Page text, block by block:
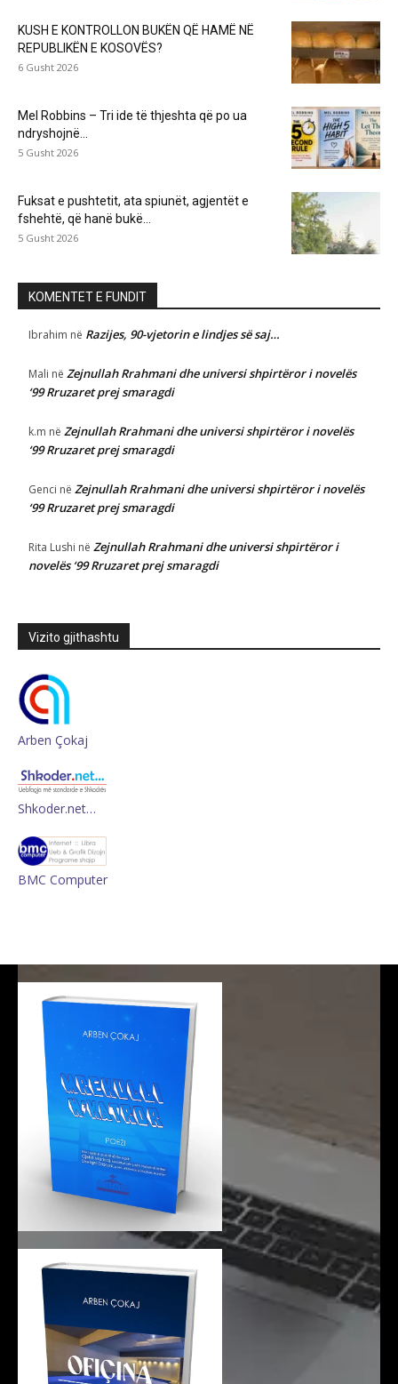
KUSH E KONTROLLON BUKËN QË HAMË NË
REPUBLIKËN E KOSOVËS?
6 Gusht 2026
Mel Robbins – Tri ide të thjeshta që po ua
ndryshojnë...
5 Gusht 2026
Fuksat e pushtetit, ata spiunët, agjentët e
fshehtë, që hanë bukë...
5 Gusht 2026
KOMENTET E FUNDIT
Ibrahim në Razijes, 90-vjetorin e lindjes së saj…
Mali në Zejnullah Rrahmani dhe universi shpirtëror i novelës
‘99 Rruzaret prej smaragdi
k.m në Zejnullah Rrahmani dhe universi shpirtëror i novelës
‘99 Rruzaret prej smaragdi
Genci në Zejnullah Rrahmani dhe universi shpirtëror i novelës
‘99 Rruzaret prej smaragdi
Rita Lushi në Zejnullah Rrahmani dhe universi shpirtëror i
novelës ‘99 Rruzaret prej smaragdi
Vizito gjithashtu
Arben Çokaj
Shkoder.net…
BMC Computer